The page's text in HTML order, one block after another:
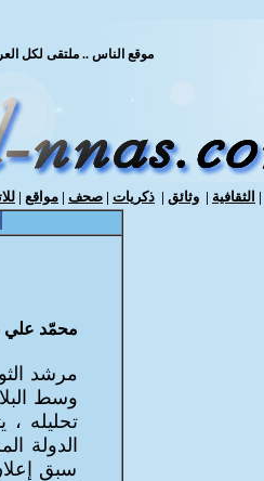
| الثقافية | وثائق | ذكريات | صحف | مواقع |
موقع الناس .. ملتقى لكل
محمّد علي
مرشد
وسط
تحليله
الدولة
سبق